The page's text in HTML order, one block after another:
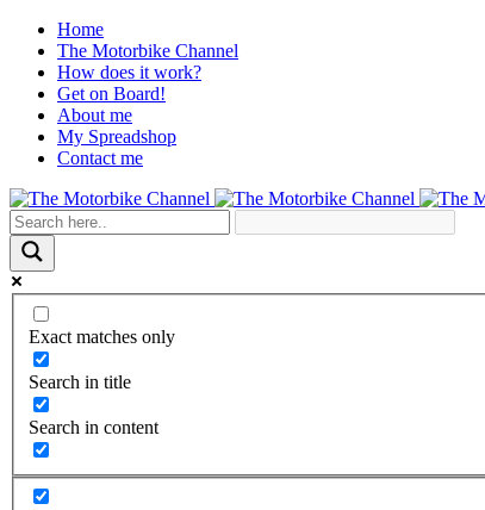
Home
The Motorbike Channel
How does it work?
Get on Board!
About me
My Spreadshop
Contact me
Exact matches only
Search in title
Search in content